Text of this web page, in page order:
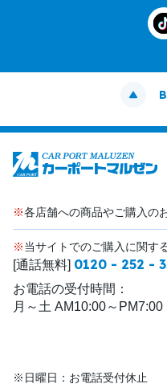
※各店舗への商品やご購入の
※当サイトでのご購入に関す
[通話無料] 0120 - 252 -
お電話の受付時間：
月～土 AM10:00～PM7:00
※日曜日：お電話受付休止